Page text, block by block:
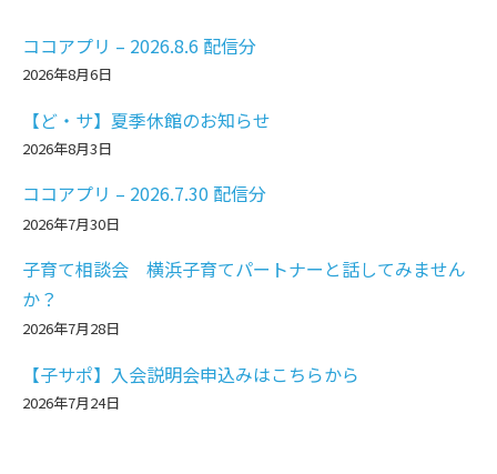
ココアプリ – 2026.8.6 配信分
2026年8月6日
【ど・サ】夏季休館のお知らせ
2026年8月3日
ココアプリ – 2026.7.30 配信分
2026年7月30日
子育て相談会 横浜子育てパートナーと話してみません
か？
2026年7月28日
【子サポ】入会説明会申込みはこちらから
2026年7月24日